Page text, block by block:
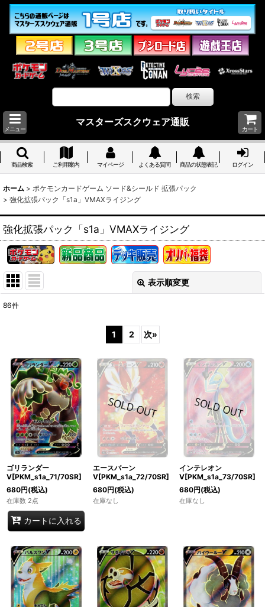
メニュー
マスターズスクウェア通販
カート
商品検索 ご利用案内 マイページ よくある質問 商品の状態表記 ログイン
ホーム > ポケモンカードゲーム ソード&シールド 拡張パック
> 強化拡張パック「s1a」VMAXライジング
強化拡張パック「s1a」VMAXライジング
表示順変更
並び順:
絞り込む
86件
1 2 次»
ゴリランダー
V[PKM_s1a_71/70SR]
680円(税込)
在庫数 2点
カートに入れる
エースバーン
V[PKM_s1a_72/70SR]
680円(税込)
在庫なし
インテレオン
V[PKM_s1a_73/70SR]
680円(税込)
在庫なし